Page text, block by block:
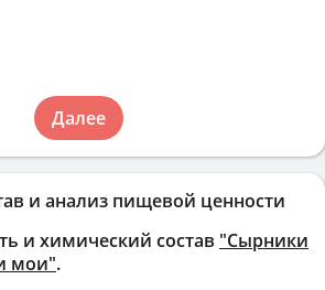
и анализ пищевой ценности
и химический состав "Сырники
мои".
Далее